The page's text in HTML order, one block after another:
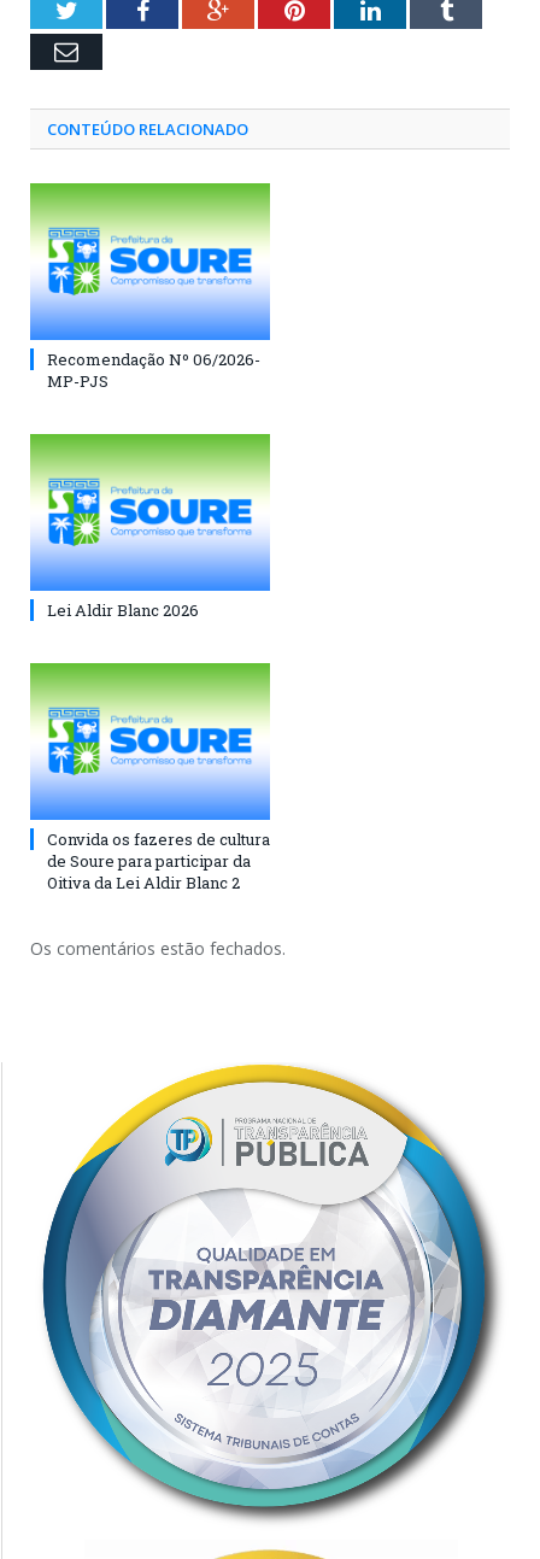
TwitterFacebookGoogle+PinterestLinkedInTumblr
Email
CONTEÚDO RELACIONADO
Recomendação Nº 06/2026-
MP-PJS
Lei Aldir Blanc 2026
Convida os fazeres de cultura
de Soure para participar da
Oitiva da Lei Aldir Blanc 2
Os comentários estão fechados.